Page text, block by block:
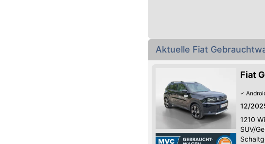
Aktuelle Fiat
Fiat
12/
1210
SUV/